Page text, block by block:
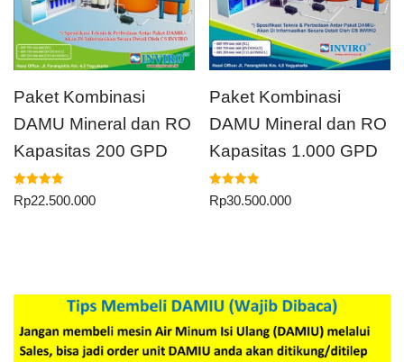
Paket Kombinasi
DAMU Mineral dan RO
Kapasitas 200 GPD
Dinilai
5.00
Rp22.500.000
Paket Kombinasi
DAMU Mineral dan RO
Kapasitas 1.000 GPD
Dinilai
5.00
Rp30.500.000